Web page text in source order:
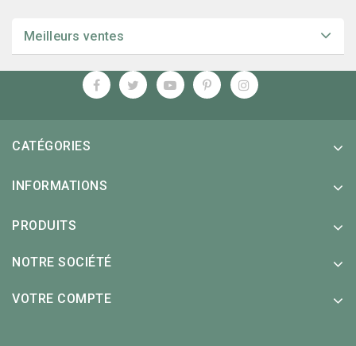
Meilleurs ventes
CATÉGORIES
INFORMATIONS
PRODUITS
NOTRE SOCIÉTÉ
VOTRE COMPTE